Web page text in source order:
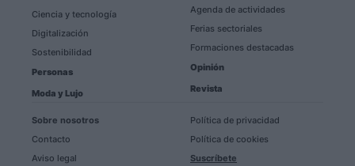
Ciencia y tecnología
Digitalización
Sostenibilidad
Personas
Moda y Lujo
Agenda de actividades
Ferias sectoriales
Formaciones destacadas
Opinión
Revista
Sobre nosotros
Contacto
Aviso legal
Política de privacidad
Política de cookies
Suscríbete